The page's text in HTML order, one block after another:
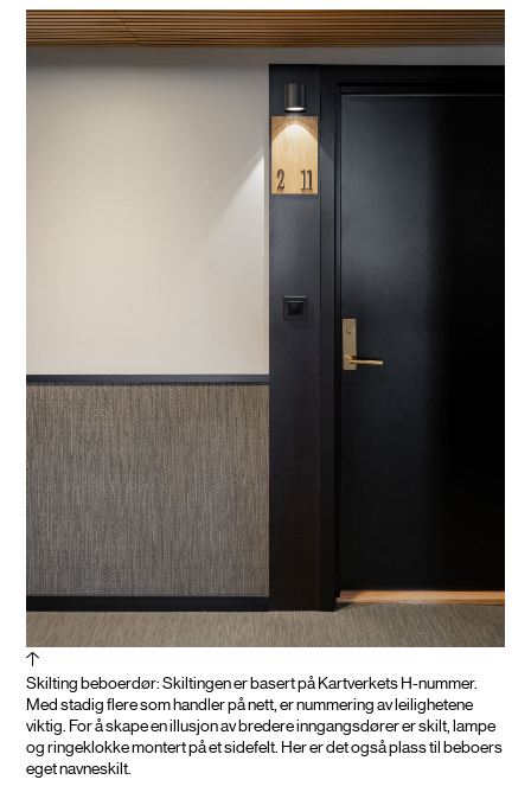
Skilting beboerdør: Skiltingen er basert på Kartverkets H-nummer.
Med stadig flere som handler på nett, er nummering av leilighetene
viktig. For å skape en illusjon av bredere inngangsdører er skilt, lampe
og ringeklokke montert på et sidefelt. Her er det også plass til beboers
eget navneskilt.